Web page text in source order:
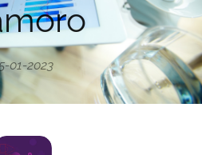
01-2023